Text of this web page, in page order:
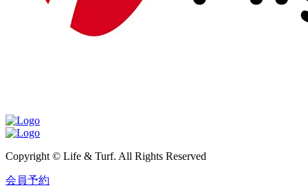
Copyright © Life & Turf. All Rights Reserved
会員予約